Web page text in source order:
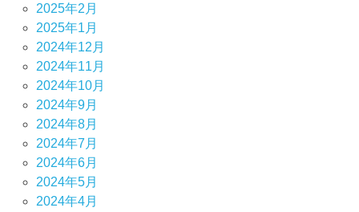
2025年2月
2025年1月
2024年12月
2024年11月
2024年10月
2024年9月
2024年8月
2024年7月
2024年6月
2024年5月
2024年4月